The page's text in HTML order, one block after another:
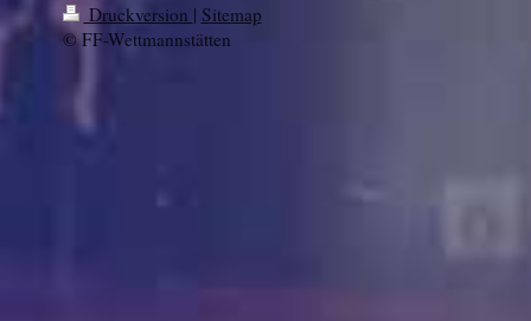
Druckversion | Sitemap
© FF-Wettmannstätten